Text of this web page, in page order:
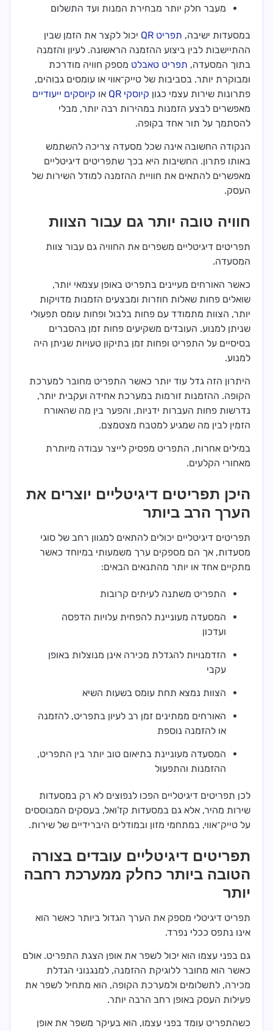
מעבר חלק יותר מבחירת המנות ועד התשלום
במסעדות ישיבה, תפריט QR
יכול לקצר את הזמן שבין
ההתיישבות לבין ביצוע ההזמנה הראשונה. לעיון והזמנה
בתוך המסעדה, תפריט טאבלט מספק חוויה מודרכת
ומבוקרת יותר. בסביבות של טייק־אווי או עומסים גבוהים,
פתרונות שירות עצמי כגון קיוסקי QR או קיוסקים ייעודיים
מאפשרים לבצע הזמנות במהירות רבה יותר, מבלי
להסתמך על תור אחד בקופה.
הנקודה החשובה אינה שכל מסעדה צריכה להשתמש
באותו פתרון. החשיבות היא בכך שתפריטים דיגיטליים
מאפשרים להתאים את חוויית ההזמנה למודל השירות של
העסק.
חוויה טובה יותר גם עבור הצוות
תפריטים דיגיטליים משפרים את החוויה גם עבור צוות
המסעדה.
כאשר האורחים מעיינים בתפריט באופן עצמאי יותר,
שואלים פחות שאלות חוזרות ומבצעים הזמנות מדויקות
יותר, הצוות מתמודד עם פחות בלבול ופחות עומס תפעולי
שניתן למנוע. העובדים משקיעים פחות זמן בהסברים
בסיסיים על התפריט ופחות זמן בתיקון טעויות שניתן היה
למנוע.
היתרון הזה גדל עוד יותר כאשר התפריט מחובר למערכת
הקופה. ההזמנות זורמות במערכת אחידה ועקבית יותר,
נדרשות פחות העברות ידניות, והפער בין מה שהאורח
הזמין לבין מה שמגיע למטבח מצטמצם.
במילים אחרות, התפריט מפסיק לייצר עבודה מיותרת
מאחורי הקלעים.
היכן תפריטים דיגיטליים יוצרים את
הערך הרב ביותר
תפריטים דיגיטליים יכולים להתאים למגוון רחב של סוגי
מסעדות, אך הם מספקים ערך משמעותי במיוחד כאשר
מתקיים אחד או יותר מהתנאים הבאים:
התפריט משתנה לעיתים קרובות
המסעדה מעוניינת להפחית עלויות הדפסה
ועדכון
הזדמנויות להגדלת מכירה אינן מנוצלות באופן
עקבי
הצוות נמצא תחת עומס בשעות השיא
האורחים ממתינים זמן רב לעיון בתפריט, להזמנה
או להזמנה נוספת
המסעדה מעוניינת בתיאום טוב יותר בין התפריט,
ההזמנות והתפעול
לכן תפריטים דיגיטליים הפכו לנפוצים לא רק במסעדות
שירות מהיר, אלא גם במסעדות קז'ואל, בעסקים המבוססים
על טייק־אווי, במתחמי מזון ובמודלים היברידיים של שירות.
תפריטים דיגיטליים עובדים בצורה
הטובה ביותר כחלק ממערכת רחבה
יותר
תפריט דיגיטלי מספק את הערך הגדול ביותר כאשר הוא
אינו נתפס ככלי נפרד.
גם בפני עצמו הוא יכול לשפר את אופן הצגת התפריט. אולם
כאשר הוא מחובר ללוגיקת ההזמנה, למנגנוני הגדלת
מכירה, לתשלומים ולמערכת הקופה, הוא מתחיל לשפר את
פעילות העסק באופן רחב הרבה יותר.
כשהתפריט עומד בפני עצמו, הוא בעיקר משפר את אופן